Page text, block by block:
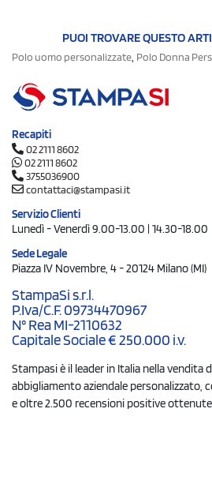
PUOI TROVARE QUESTO
Polo uomo personalizzate Polo Donna
Recapiti
02 2111 8602
02 2111 8602
3755036900
contattaci@stampasi.it
Servizio Clienti
Lunedì - Venerdì 9.00-13.00 | 14.30-18.00
Sede Legale
Piazza IV Novembre, 4 - 20124 Milano (MI)
StampaSi s.r.l.
P.Iva/C.F. 09734470967
N° Rea MI-2110632
Capitale Sociale € 250.000 i.v.
Stampasi è il leader in Italia nella vendita
abbigliamento aziendale personalizzato,
e oltre 2.500 recensioni positive